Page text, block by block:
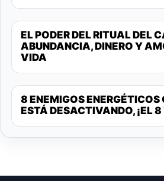
EL PODER DEL RITUAL DEL
ABUNDANCIA, DINERO Y
VIDA
8 ENEMIGOS ENERGÉTICOS
ESTÁ DESACTIVANDO, ¡EL